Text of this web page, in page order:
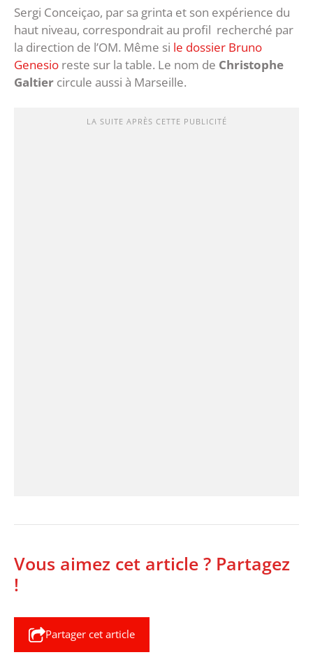
Sergi Conceiçao, par sa grinta et son expérience du
haut niveau, correspondrait au profil recherché par
la direction de l’OM. Même si le dossier Bruno
Genesio reste sur la table. Le nom de Christophe
Galtier circule aussi à Marseille.
LA SUITE APRÈS CETTE PUBLICITÉ
Vous aimez cet article ? Partagez
!
Partager cet article